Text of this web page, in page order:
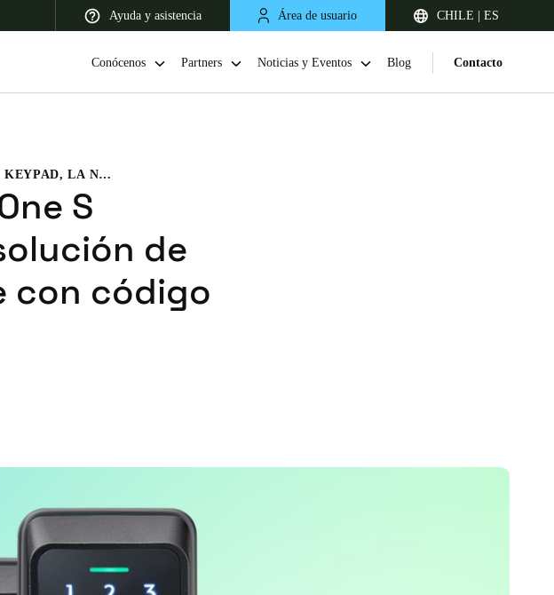
Ayuda y asistencia Área de usuario CHILE | ES
Asia Pacific
Chile
Conócenos Partners Noticias y Eventos Blog Contacto
PRESENTAMOS XS4 ONE S KEYPAD, LA NUEVA SOLUCIÓN DE ACCESO INTELIGENTE CON CÓDIGO PIN.
S
de
con código